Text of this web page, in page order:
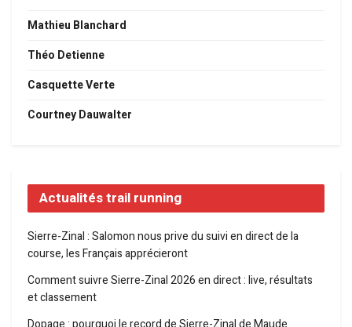
Mathieu Blanchard
Théo Detienne
Casquette Verte
Courtney Dauwalter
Actualités trail running
Sierre-Zinal : Salomon nous prive du suivi en direct de la
course, les Français apprécieront
Comment suivre Sierre-Zinal 2026 en direct : live, résultats
et classement